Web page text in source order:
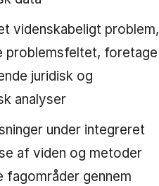
videnskabeligt problem,
problemsfeltet, foretage
juridisk og
analyser
under integreret
af viden og metoder
fagområder gennem